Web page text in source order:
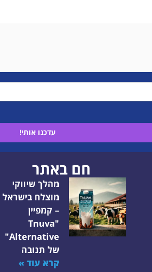
עדכנו אותי!
חם באתר
מהלך שיווקי
מוצלח בישראל
– קמפיין
"Tnuva
Alternative"
של תנובה
קרא עוד »